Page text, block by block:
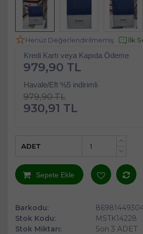
Henüz Değerlendirilmemiş İlk
Kredi Kartı veya Kapıda Ödeme
979,90 TL
Havale/Eft %5 indirimli
979,90 TL
930,91 TL
+
ADET
Sepete Ekle
Barkodu:
Stok Kodu:
MSTK14228
Stok Miktarı:
Son 3 ADET